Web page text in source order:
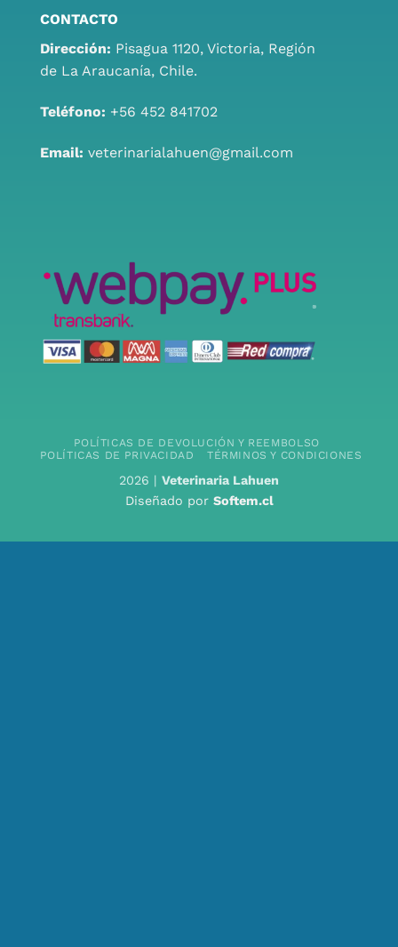
CONTACTO
Dirección: Pisagua 1120, Victoria, Región
de La Araucanía, Chile.
Teléfono: +56 452 841702
Email: veterinarialahuen@gmail.com
POLÍTICAS DE DEVOLUCIÓN Y REEMBOLSO
POLÍTICAS DE PRIVACIDAD
TÉRMINOS Y CONDICIONES
2026 | Veterinaria Lahuen
Diseñado por Softem.cl